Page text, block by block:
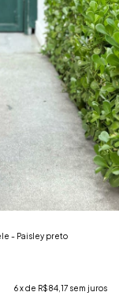
- Paisley preto
6x de R$84,17 sem juros